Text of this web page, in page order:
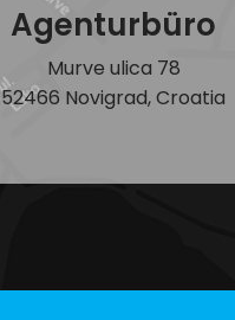
Agenturbüro
Murve ulica 78
52466 Novigrad, Croatia